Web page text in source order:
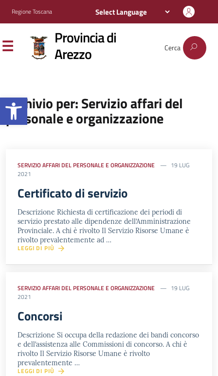
Apri la barra degli strumenti
Regione Toscana
Provincia di
Arezzo Cerca
Archivio per: Servizio affari del
personale e organizzazione
SERVIZIO AFFARI DEL PERSONALE E ORGANIZZAZIONE
19 LUG
2021
Certificato di servizio
Descrizione Richiesta di certificazione dei periodi di
servizio prestato alle dipendenze dell’Amministrazione
Provinciale. A chi è rivolto Il Servizio Risorse Umane è
rivolto prevalentemente ad …
LEGGI DI PIÙ
SERVIZIO AFFARI DEL PERSONALE E ORGANIZZAZIONE
19 LUG
2021
Concorsi
Descrizione Si occupa della redazione dei bandi concorso
e dell’assistenza alle Commissioni di concorso. A chi è
rivolto Il Servizio Risorse Umane è rivolto
prevalentemente …
LEGGI DI PIÙ